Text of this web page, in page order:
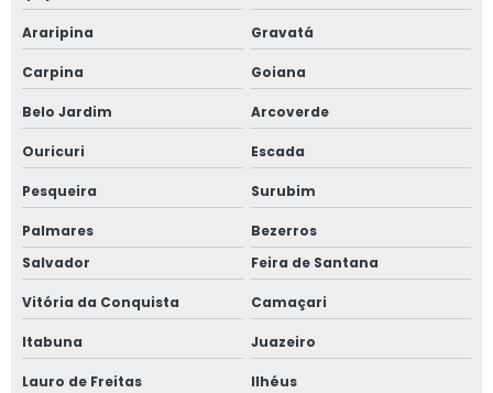
Araripina Gravatá
Carpina Goiana
Belo Jardim Arcoverde
Ouricuri Escada
Pesqueira Surubim
Palmares
Bezerros
Salvador
Feira de Santana
Vitória da Conquista Camaçari
Itabuna Juazeiro
Lauro de Freitas Ilhéus